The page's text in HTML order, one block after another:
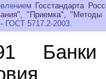
Госстандарта
"Приемка",
ГОСТ 5717.2-2003
Банки